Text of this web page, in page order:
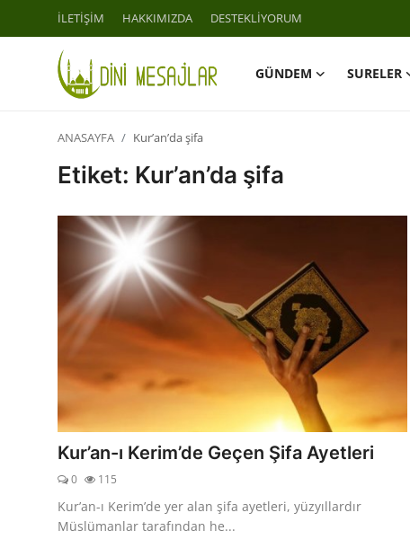
İLETİŞİM HAKKIMIZDA DESTEKLİYORUM
GÜNDEM SURELER
Giriş
HAKKIMIZDA
DESTEKLİYORUM
SURELER
NAMAZ
DUALAR
KİMDİR?
DİNİ MESAJLAR
ANASAYFA Kur’an’da şifa
Etiket: Kur’an’da şifa
Kur’an-ı Kerim’de Geçen Şifa Ayetleri
0 115
Kur’an-ı Kerim’de yer alan şifa ayetleri, yüzyıllardır
Müslümanlar tarafından he...